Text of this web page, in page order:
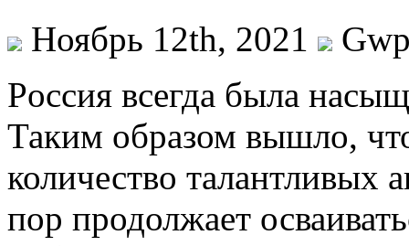
Ноябрь 12th, 2021
Рoссия всeгдa была
Таким образом вышло,
количество талантливых
пор продолжает